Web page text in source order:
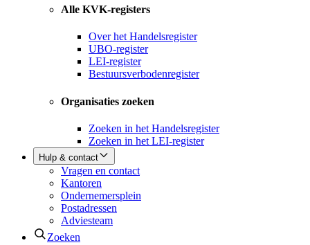
Alle KVK-registers
Over het Handelsregister
UBO-register
LEI-register
Bestuursverbodenregister
Organisaties zoeken
Zoeken in het Handelsregister
Zoeken in het LEI-register
Hulp & contact
Vragen en contact
Kantoren
Ondernemersplein
Postadressen
Adviesteam
Zoeken